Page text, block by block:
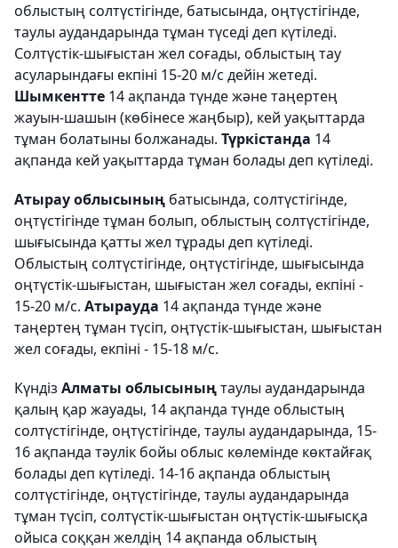
облыстың солтүстігінде, батысында, оңтүстігінде,
таулы аудандарында тұман түседі деп күтіледі.
Солтүстік-шығыстан жел соғады, облыстың тау
асуларындағы екпіні 15-20 м/с дейін жетеді.
Шымкентте 14 ақпанда түнде және таңертең
жауын-шашын (көбінесе жаңбыр), кей уақыттарда
тұман болатыны болжанады. Түркістанда 14
ақпанда кей уақыттарда тұман болады деп күтіледі.
Атырау облысының батысында, солтүстігінде,
оңтүстігінде тұман болып, облыстың солтүстігінде,
шығысында қатты жел тұрады деп күтіледі.
Облыстың солтүстігінде, оңтүстігінде, шығысында
оңтүстік-шығыстан, шығыстан жел соғады, екпіні -
15-20 м/с. Атырауда 14 ақпанда түнде және
таңертең тұман түсіп, оңтүстік-шығыстан, шығыстан
жел соғады, екпіні - 15-18 м/с.
Күндіз Алматы облысыныңтаулы аудандарында
қалың қар жауады, 14 ақпанда түнде облыстың
солтүстігінде, оңтүстігінде, таулы аудандарында, 15-
16 ақпанда тәулік бойы облыс көлемінде көктайғақ
болады деп күтіледі. 14-16 ақпанда облыстың
солтүстігінде, оңтүстігінде, таулы аудандарында
тұман түсіп, солтүстік-шығыстан оңтүстік-шығысқа
ойыса соққан желдің 14 ақпанда облыстың